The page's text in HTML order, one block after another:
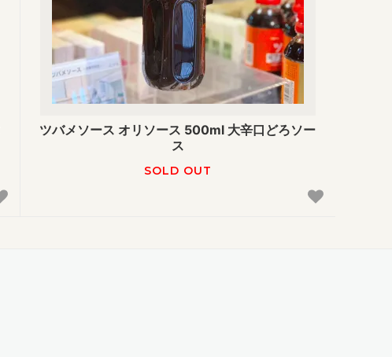
ツバメソース オリソース 500ml 大辛口どろソー
ス
SOLD OUT